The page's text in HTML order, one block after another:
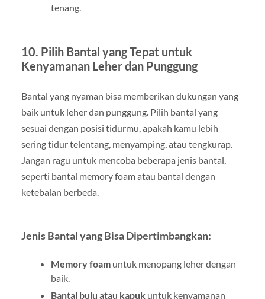
tenang.
10. Pilih Bantal yang Tepat untuk
Kenyamanan Leher dan Punggung
Bantal yang nyaman bisa memberikan dukungan yang
baik untuk leher dan punggung. Pilih bantal yang
sesuai dengan posisi tidurmu, apakah kamu lebih
sering tidur telentang, menyamping, atau tengkurap.
Jangan ragu untuk mencoba beberapa jenis bantal,
seperti bantal memory foam atau bantal dengan
ketebalan berbeda.
Jenis Bantal yang Bisa Dipertimbangkan:
Memory foamuntuk menopang leher dengan
baik.
Bantal bulu atau kapukuntuk kenyamanan